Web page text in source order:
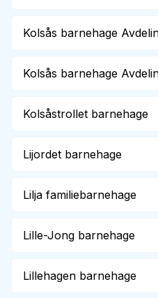
Kolsås barnehage
Kolsås barnehage
Kolsåstrollet barnehage
Lijordet barnehage
Lilja familiebarnehage
Lille-Jong barnehage
Lillehagen barnehage